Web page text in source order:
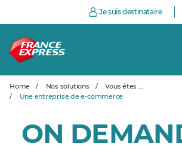
Je suis destinataire
Home / Nos solutions /
Vous êtes ...
/
Une entreprise de e-commerce
ON